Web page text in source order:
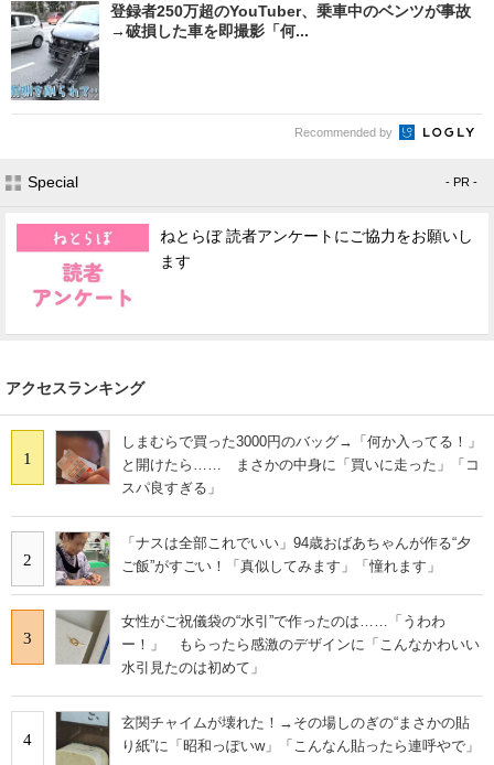
登録者250万超のYouTuber、乗車中のベンツが事故
→破損した車を即撮影「何...
Recommended by
Special - PR -
ねとらぼ 読者アンケートにご協力をお願いし
ます
アクセスランキング
1
しまむらで買った3000円のバッグ→「何か入ってる！」
と開けたら…… まさかの中身に「買いに走った」「コ
スパ良すぎる」
2
「ナスは全部これでいい」94歳おばあちゃんが作る“夕
ご飯”がすごい！「真似してみます」「憧れます」
3
女性がご祝儀袋の“水引”で作ったのは……「うわわ
ー！」 もらったら感激のデザインに「こんなかわいい
水引見たのは初めて」
4
玄関チャイムが壊れた！→その場しのぎの“まさかの貼
り紙”に「昭和っぽいw」「こんなん貼ったら連呼やで」